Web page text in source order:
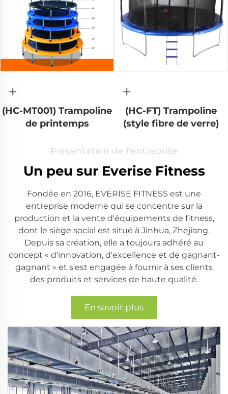
+
(HC-MT001) Trampoline
de printemps
+
(HC-FT) Trampoline
(style fibre de verre)
Présentation de l'entreprise
Un peu sur Everise Fitness
Fondée en 2016, EVERISE FITNESS est une
entreprise moderne qui se concentre sur la
production et la vente d'équipements de fitness,
dont le siège social est situé à Jinhua, Zhejiang.
Depuis sa création, elle a toujours adhéré au
concept « d'innovation, d'excellence et de gagnant-
gagnant » et s'est engagée à fournir à ses clients
des produits et services de haute qualité.
En savoir plus